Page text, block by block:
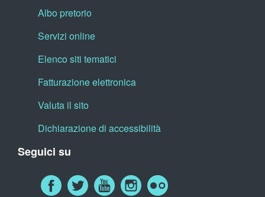
Albo pretorio
Servizi online
Elenco siti tematici
Fatturazione elettronica
Valuta il sito
Dichiarazione di accessibilità
Seguici su